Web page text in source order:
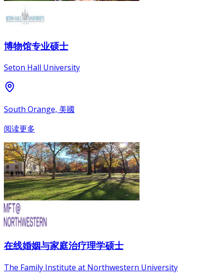
博物馆专业硕士
Seton Hall University
South Orange, 美國
阅读更多
在线婚姻与家庭治疗理学硕士
The Family Institute at Northwestern University